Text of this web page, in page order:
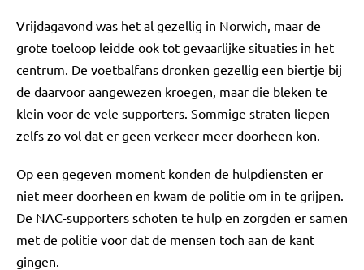
Vrijdagavond was het al gezellig in Norwich, maar de
grote toeloop leidde ook tot gevaarlijke situaties in het
centrum. De voetbalfans dronken gezellig een biertje bij
de daarvoor aangewezen kroegen, maar die bleken te
klein voor de vele supporters. Sommige straten liepen
zelfs zo vol dat er geen verkeer meer doorheen kon.
Op een gegeven moment konden de hulpdiensten er
niet meer doorheen en kwam de politie om in te grijpen.
De NAC-supporters schoten te hulp en zorgden er samen
met de politie voor dat de mensen toch aan de kant
gingen.